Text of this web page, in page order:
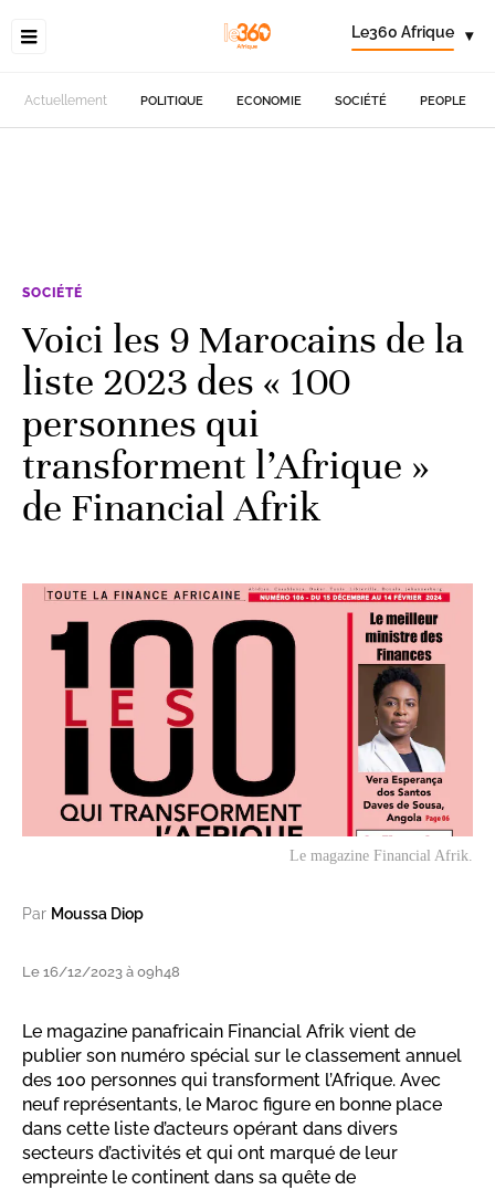
Le360 Afrique ▾
Actuellement POLITIQUE ECONOMIE SOCIÉTÉ PEOPLE
SOCIÉTÉ
Voici les 9 Marocains de la
liste 2023 des « 100
personnes qui
transforment l’Afrique »
de Financial Afrik
Le magazine Financial Afrik.
Par Moussa Diop
Le 16/12/2023 à 09h48
Le magazine panafricain Financial Afrik vient de
publier son numéro spécial sur le classement annuel
des 100 personnes qui transforment l’Afrique. Avec
neuf représentants, le Maroc figure en bonne place
dans cette liste d’acteurs opérant dans divers
secteurs d’activités et qui ont marqué de leur
empreinte le continent dans sa quête de